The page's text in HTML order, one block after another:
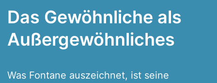
Das Gewöhnliche als
Außergewöhnliches
Was Fontane auszeichnet, ist seine